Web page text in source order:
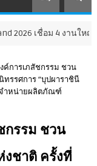
านใหญ่ สร้างโอกาสธุรกิ
ค์การเภสัชกรรม ชวน
รรศการ “บุปผาราชินี
จำหน่ายผลิตภัณฑ์
กรรม ชวน
ชาติ ครั้งที่